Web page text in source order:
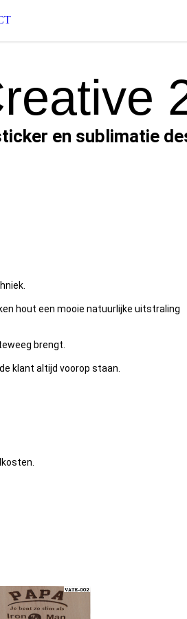
en sublimatie
hout een mooie natuurlijke uitstraling
brengt.
klant altijd voorop staan.